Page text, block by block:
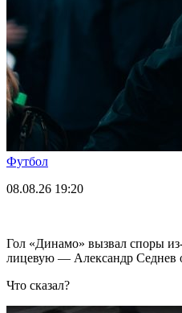
Футбол
08.08.26 19:20
Гол «Динамо» вызвал споры
лицевую — Александр Седнев
Что сказал?